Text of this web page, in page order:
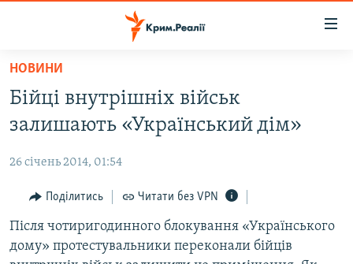
Перейти
основного
матеріалу
до
навігації
Перейти
до
пошуку
ВОДА.КРИМ
ПОЛІТИКА
БЛОГИ
ПОГЛЯД
ІНТЕРВ'Ю
НОВИНИ
Бійці внутрішніх військ
залишають «Український дім»
26 січень 2014, 01:54
Поділитись Читати без VPN
Після чотиригодинного блокування «Українського
дому» протестувальники переконали бійців